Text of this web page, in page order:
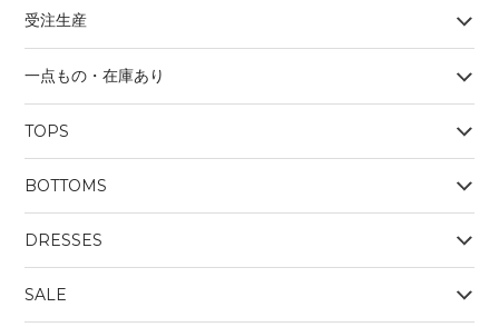
受注生産
一点もの・在庫あり
TOPS
BOYS
OUTERWEAR
Tシャツ
BOTTOMS
BOYS
DRESSES
SALE